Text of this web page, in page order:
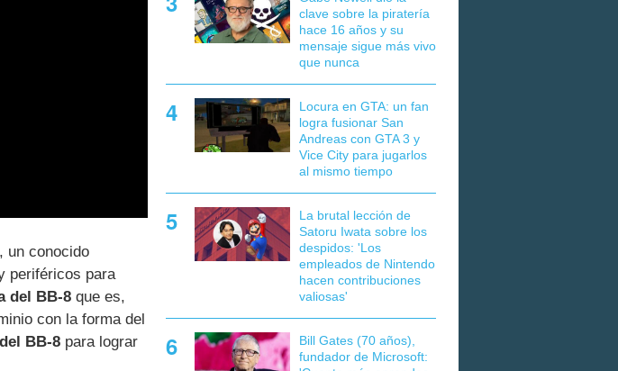
, un conocido
periféricos para
del BB-8 que es,
con la forma del
BB-8 para lograr
clave sobre la piratería
hace 16 años y su
mensaje sigue más vivo
que nunca
Locura en GTA: un fan
logra fusionar San
Andreas con GTA 3 y
Vice City para jugarlos
al mismo tiempo
La brutal lección de
Satoru Iwata sobre los
despidos: 'Los
empleados de Nintendo
hacen contribuciones
valiosas'
Bill Gates (70 años),
fundador de Microsoft: